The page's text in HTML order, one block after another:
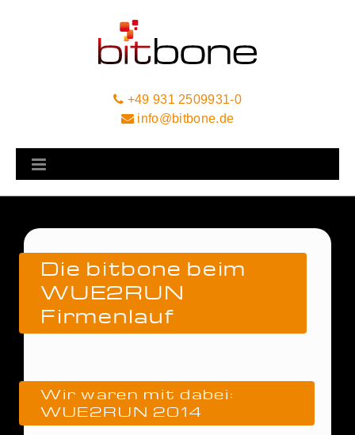
+49 931 2509931-0
info@bitbone.de
Die bitbone beim
WUE2RUN
Firmenlauf
Wir waren mit dabei:
WUE2RUN 2014